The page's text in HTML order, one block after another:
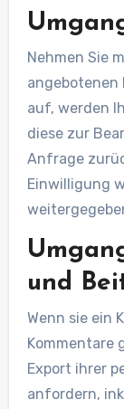
Nehmen Sie
angebotenen
auf, werden
diese zur
Anfrage
Einwilligung
und
Wenn sie ein
Kommentare
Export ihrer
anfordern,